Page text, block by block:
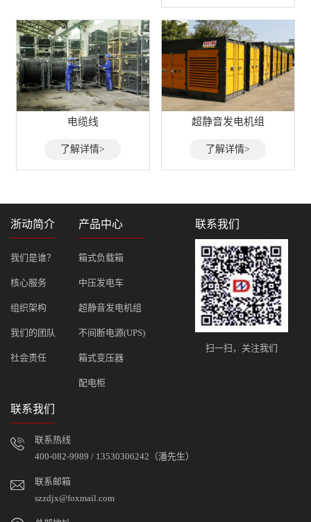
电缆线
了解详情>
超静音发电机组
了解详情>
浙动简介
我们是谁？
核心服务
组织架构
我们的团队
社会责任
产品中心
箱式负载箱
中压发电车
超静音发电机组
不间断电源(UPS)
箱式变压器
配电柜
联系我们
联系热线
400-082-9989 / 13530306242（潘先生）
联系邮箱
szzdjx@foxmail.com
联系我们
扫一扫，关注我们